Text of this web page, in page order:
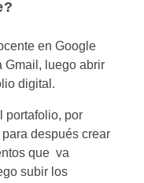
en Google
Gmail, luego abrir
digital.
portafolio, por
después crear
que va
subir los